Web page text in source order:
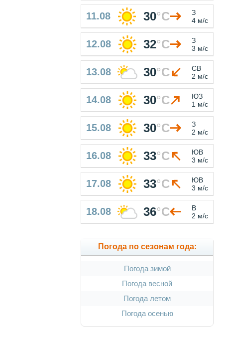
11.08 30°C
З
4 м/с
12.08 32°C
З
3 м/с
13.08 30°C
СВ
2 м/с
14.08 30°C
ЮЗ
1 м/с
15.08 30°C
З
2 м/с
16.08 33°C
ЮВ
3 м/с
17.08 33°C
ЮВ
3 м/с
18.08 36°C
В
2 м/с
Погода по сезонам года:
Погода зимой
Погода весной
Погода летом
Погода осенью